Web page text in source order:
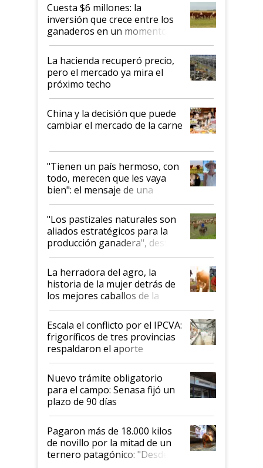
Cuesta $6 millones: la
inversión que crece entre los
ganaderos en un momento
histórico para la actividad
La hacienda recuperó precio,
pero el mercado ya mira el
próximo techo
China y la decisión que puede
cambiar el mercado de la carne
"Tienen un país hermoso, con
todo, merecen que les vaya
bien": el mensaje de una
ganadera uruguaya sobre las
oportunidades que se abren
para el agro en Argentina, con
foco en la carne
"Los pastizales naturales son
aliados estratégicos para la
producción ganadera", destaca
la iniciativa que ya reúne a 46
establecimientos en Argentina
La herradora del agro, la
historia de la mujer detrás de
los mejores caballos de la
Argentina y los mitos que
todavía hacen sufrir a estos
animales: "Mientras me
descalificaban, yo seguí
haciendo currículum"
Escala el conflicto por el IPCVA:
frigoríficos de tres provincias
respaldaron el aporte
obligatorio
Nuevo trámite obligatorio
para el campo: Senasa fijó un
plazo de 90 días
Pagaron más de 18.000 kilos
de novillo por la mitad de un
ternero patagónico: "Desde